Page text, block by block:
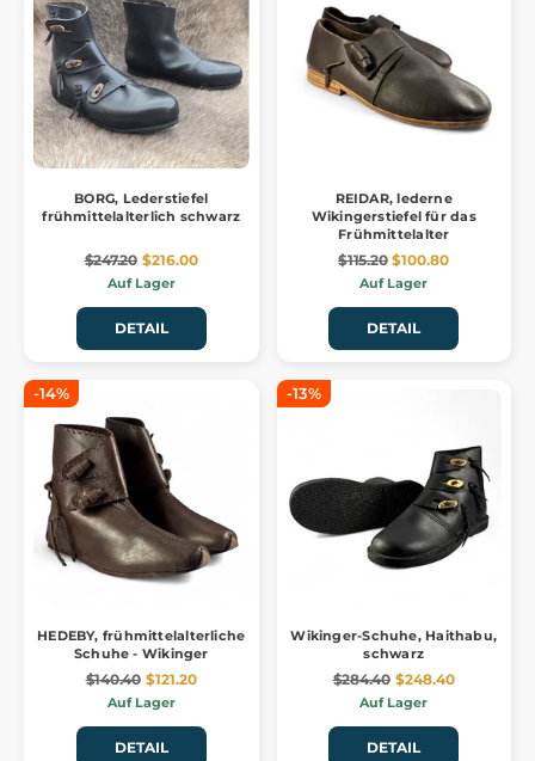
BORG, Lederstiefel
frühmittelalterlich schwarz
$247.20 $216.00
Auf Lager
DETAIL
REIDAR, lederne
Wikingerstiefel für das
Frühmittelalter
$115.20 $100.80
Auf Lager
DETAIL
-14%
HEDEBY, frühmittelalterliche
Schuhe - Wikinger
$140.40 $121.20
Auf Lager
DETAIL
-13%
Wikinger-Schuhe, Haithabu,
schwarz
$284.40 $248.40
Auf Lager
DETAIL